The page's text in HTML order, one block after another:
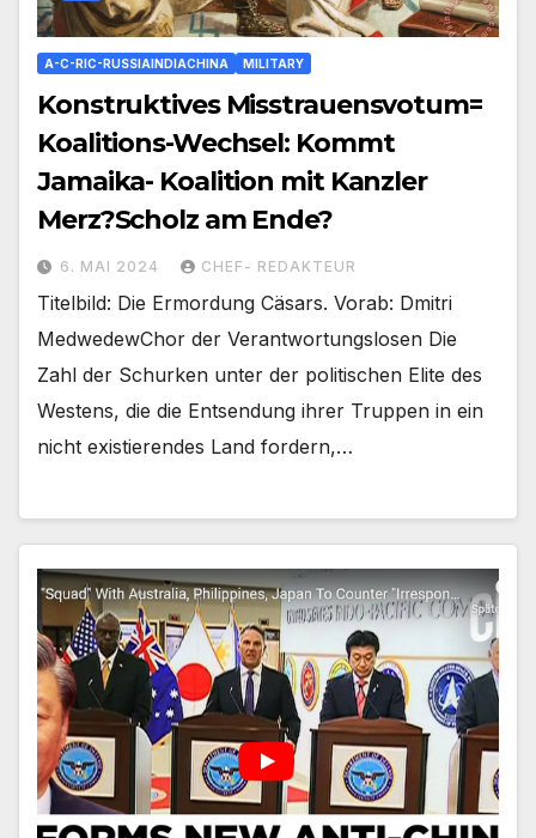
A-C-RIC-RUSSIAINDIACHINA MILITARY
Konstruktives Misstrauensvotum=
Koalitions-Wechsel: Kommt
Jamaika- Koalition mit Kanzler
Merz?Scholz am Ende?
6. MAI 2024 CHEF- REDAKTEUR
Titelbild: Die Ermordung Cäsars. Vorab: Dmitri
MedwedewChor der Verantwortungslosen Die
Zahl der Schurken unter der politischen Elite des
Westens, die die Entsendung ihrer Truppen in ein
nicht existierendes Land fordern,…